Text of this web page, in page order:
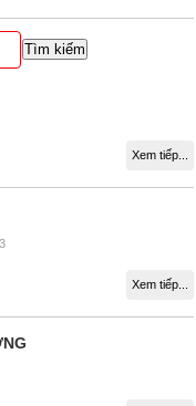
Xem tiếp...
Xem tiếp...